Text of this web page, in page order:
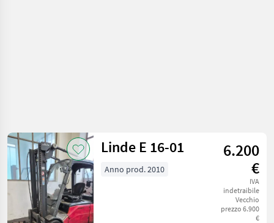
Linde E 16-01
6.200
€
IVA
indetraibile
Vecchio
prezzo 6.900
€
Anno prod. 2010